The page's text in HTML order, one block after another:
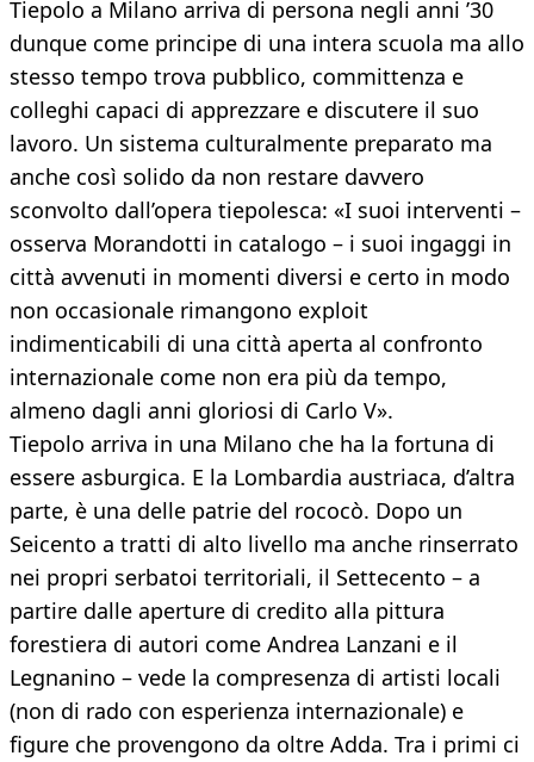
Tiepolo a Milano arriva di persona negli anni ’30
dunque come principe di una intera scuola ma allo
stesso tempo trova pubblico, committenza e
colleghi capaci di apprezzare e discutere il suo
lavoro. Un sistema culturalmente preparato ma
anche così solido da non restare davvero
sconvolto dall’opera tiepolesca: «I suoi interventi –
osserva Morandotti in catalogo – i suoi ingaggi in
città avvenuti in momenti diversi e certo in modo
non occasionale rimangono exploit
indimenticabili di una città aperta al confronto
internazionale come non era più da tempo,
almeno dagli anni gloriosi di Carlo V».
Tiepolo arriva in una Milano che ha la fortuna di
essere asburgica. E la Lombardia austriaca, d’altra
parte, è una delle patrie del rococò. Dopo un
Seicento a tratti di alto livello ma anche rinserrato
nei propri serbatoi territoriali, il Settecento – a
partire dalle aperture di credito alla pittura
forestiera di autori come Andrea Lanzani e il
Legnanino – vede la compresenza di artisti locali
(non di rado con esperienza internazionale) e
figure che provengono da oltre Adda. Tra i primi ci